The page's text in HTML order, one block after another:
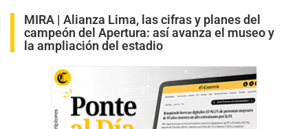
MIRA | Alianza Lima, las cifras y planes del
campeón del Apertura: así avanza el museo y
la ampliación del estadio